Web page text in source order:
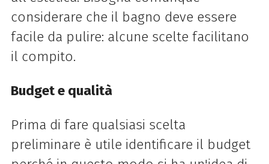
considerare che il bagno deve essere
facile da pulire: alcune scelte facilitano
il compito.
Budget e qualità
Prima di fare qualsiasi scelta
preliminare è utile identificare il budget